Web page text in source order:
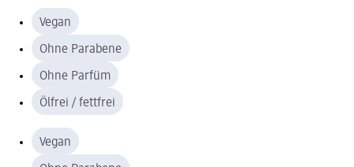
Vegan
Ohne Parabene
Ohne Parfüm
Ölfrei / fettfrei
Vegan